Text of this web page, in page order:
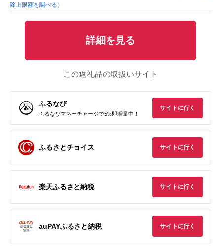
除上限額を調べる）
詳細を見る
この返礼品の取扱いサイト
ふるなび
ふるなびマネーチャージで5%即増量中！
サイトに行く
ふるさとチョイス サイトに行く
楽天ふるさと納税 サイトに行く
auPAYふるさと納税 サイトに行く